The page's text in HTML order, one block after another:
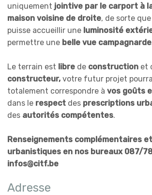
uniquement jointive par le carport à
maison voisine de droite, de sorte
puisse accueillir une luminosité
permettre une belle vue campagnarde
Le terrain est libre de construction et
constructeur, votre futur projet
totalement correspondre à vos goûts
dans le respect des prescriptions
des autorités compétentes.
Renseignements complémentaires
urbanistiques en nos bureaux 087/
infos@citf.be
Adresse